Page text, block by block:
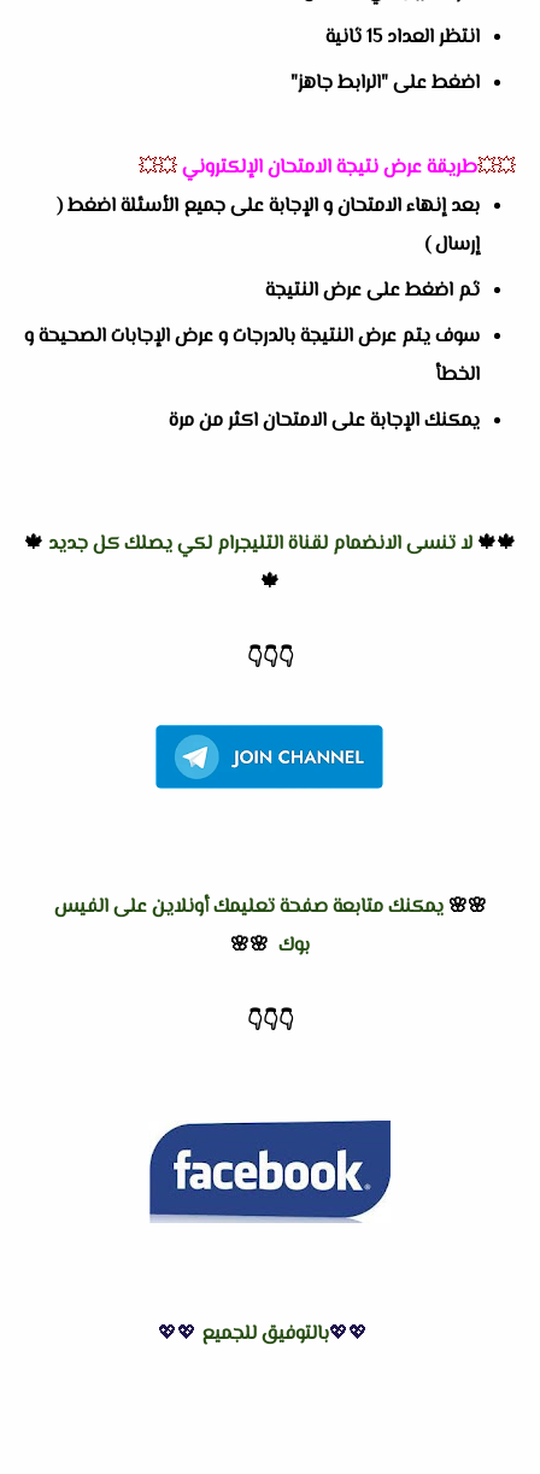
انتظر العداد 15 ثانية
اضغط على "الرابط جاهز"
💥💥طريقة عرض نتيجة الامتحان الإلكتروني💥💥
بعد إنهاء الامتحان و الإجابة على جميع الأسئلة اضغط (
إرسال )
ثم اضغط على عرض النتيجة
سوف يتم عرض النتيجة بالدرجات و عرض الإجابات الصحيحة و
الخطأ
يمكنك الإجابة على الامتحان اكثر من مرة
🍁🍁 لا تنسى الانضمام لقناة التليجرام لكي يصلك كل جديد 🍁
🍁
👇
👇
👇
🌸🌸 يمكنك متابعة صفحة تعليمك أونلاين على الفيس
بوك 🌸🌸
👇
👇
👇
💖💖بالتوفيق للجميع 💖💖